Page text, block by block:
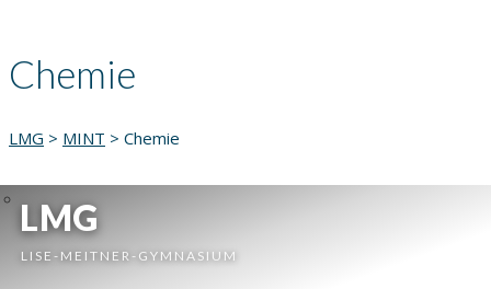
Chemie
LMG > MINT > Chemie